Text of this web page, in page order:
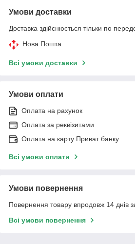
Умови доставки
Доставка здійснюється тільки по
Нова Пошта
Всі умови доставки
Умови оплати
Оплата на рахунок
Оплата за реквізитами
Оплата на карту Приват банку
Всі умови оплати
Умови повернення
Повернення товару впродовж 14 днів
Всі умови повернення